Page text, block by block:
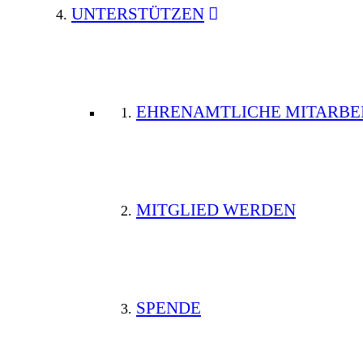
UNTERSTÜTZEN
EHRENAMTLICHE
MITGLIED WERDEN
SPENDE